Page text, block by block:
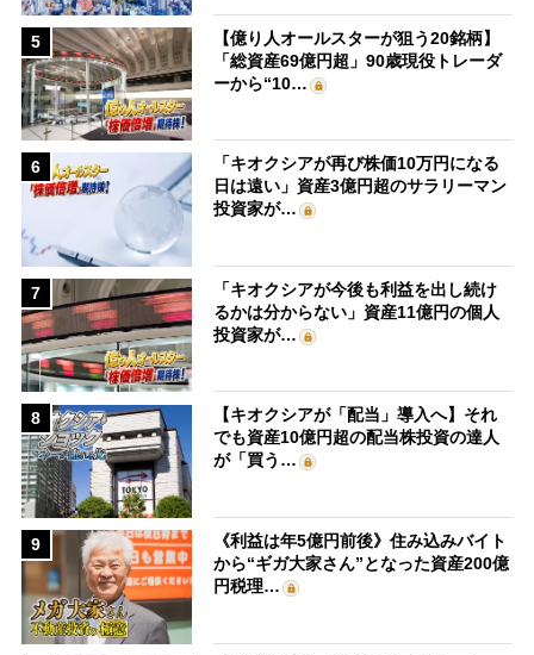
5
【億り人オールスターが狙う20銘柄】
「総資産69億円超」90歳現役トレーダ
ーから“10…
6
「キオクシアが再び株価10万円になる
日は遠い」資産3億円超のサラリーマン
投資家が…
7
「キオクシアが今後も利益を出し続け
るかは分からない」資産11億円の個人
投資家が…
8
【キオクシアが「配当」導入へ】それ
でも資産10億円超の配当株投資の達人
が「買う…
9
《利益は年5億円前後》住み込みバイト
から“ギガ大家さん”となった資産200億
円税理…